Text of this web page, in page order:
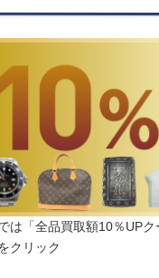
は「全品買取額10％UPク
クリック